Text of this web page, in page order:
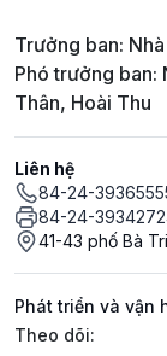
Trưởng ban:
Phó trưởng ban:
Thân, Hoài Thu
Liên hệ
84-24-
84-24-
41-43 phố Bà
Phát triển và vận
Mạng xã
Theo dõi: